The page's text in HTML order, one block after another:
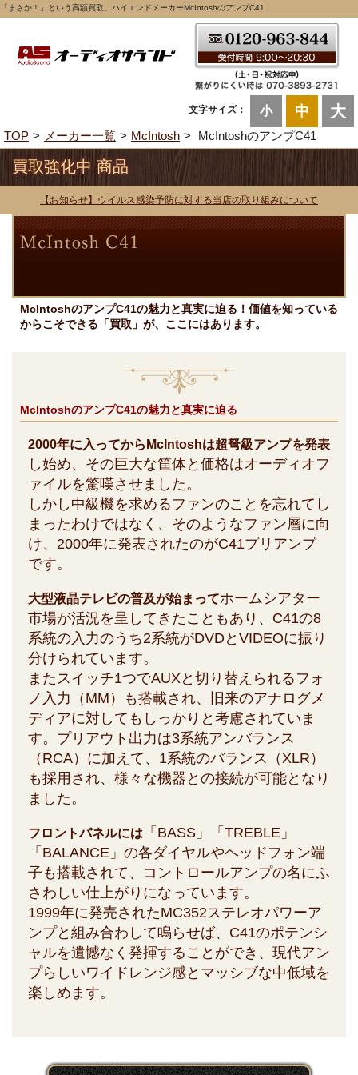
「まさか！」という高額買取。ハイエンドメーカーMcIntoshのアンプC41
文字サイズ： 小 中 大
TOP メーカー一覧 McIntosh McIntoshのアンプC41
買取強化中 商品
【お知らせ】ウイルス感染予防に対する当店の取り組みについて
McIntoshのアンプC41の魅力と真実に迫る！価値を知っている
からこそできる「買取」が、ここにはあります。
McIntoshのアンプC41の魅力と真実に迫る
2000年に入ってからMcIntoshは超弩級アンプを発表
し始め、その巨大な筐体と価格はオーディオフ
ァイルを驚嘆させました。
しかし中級機を求めるファンのことを忘れてし
まったわけではなく、そのようなファン層に向
け、2000年に発表されたのがC41プリアンプ
です。
大型液晶テレビの普及が始まってホームシアター
市場が活況を呈してきたこともあり、C41の8
系統の入力のうち2系統がDVDとVIDEOに振り
分けられています。
またスイッチ1つでAUXと切り替えられるフォ
ノ入力（MM）も搭載され、旧来のアナログメ
ディアに対してもしっかりと考慮されていま
す。プリアウト出力は3系統アンバランス
（RCA）に加えて、1系統のバランス（XLR）
も採用され、様々な機器との接続が可能となり
ました。
フロントパネルには
「BASS」「TREBLE」
「BALANCE」の各ダイヤルやヘッドフォン端
子も搭載されて、コントロールアンプの名にふ
さわしい仕上がりになっています。
1999年に発売されたMC352ステレオパワーア
ンプと組み合わして鳴らせば、C41のポテンシ
ャルを遺憾なく発揮することができ、現代アン
プらしいワイドレンジ感とマッシブな中低域を
楽しめます。